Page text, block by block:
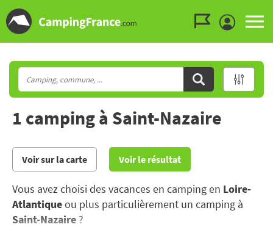
1 camping à Saint-Nazaire
Voir sur la carte Voir le résultat
Vous avez choisi des vacances en camping en Loire-
Atlantiqueou plus particulièrement un camping à
Saint-Nazaire ?